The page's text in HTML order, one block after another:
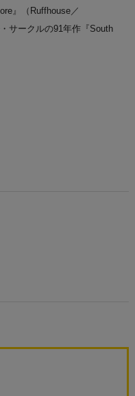
』（Ruffhouse／
サークルの91年作『South